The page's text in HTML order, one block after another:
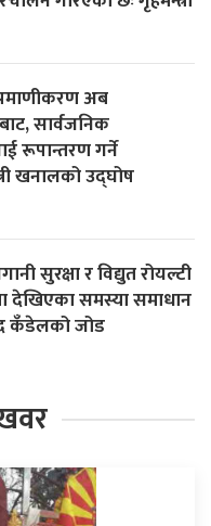
अब
सार्वजनिक
रूपान्तरण गर्ने
खनालको उद्घोष
सुरक्षा र विद्युत रोयल्टी
देखिएका समस्या समाधान
कँडेलको जोड